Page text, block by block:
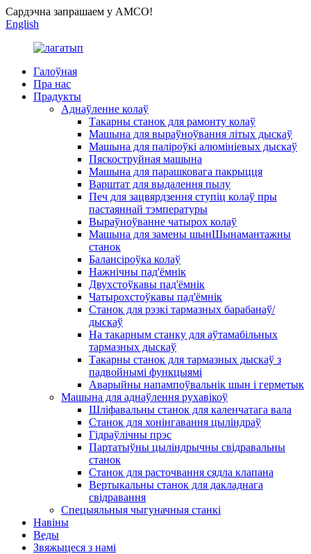
Сардэчна запрашаем у AMCO!
English
Галоўная
Пра нас
Прадукты
Аднаўленне колаў
Такарны станок для рамонту колаў
Машына для выраўноўвання літых дыскаў
Машына для паліроўкі алюмініевых дыскаў
Пяскоструйная машына
Машына для парашковага пакрыцця
Варштат для выдалення пылу
Печ для зацвярдзення ступіц колаў пры
пастаяннай тэмпературы
Выраўноўванне чатырох колаў
Машына для замены шынШынамантажны
станок
Балансіроўка колаў
Нажнічны пад'ёмнік
Двухстоўкавы пад'ёмнік
Чатырохстоўкавы пад'ёмнік
Станок для рэзкі тармазных барабанаў/
дыскаў
На такарным станку для аўтамабільных
тармазных дыскаў
Такарны станок для тармазных дыскаў з
падвойнымі функцыямі
Аварыйны напампоўвальнік шын і герметык
Машына для аднаўлення рухавікоў
Шліфавальны станок для каленчатага вала
Станок для хонінгавання цыліндраў
Гідраўлічны прэс
Партатыўны цыліндрычны свідравальны
станок
Станок для расточвання сядла клапана
Вертыкальны станок для дакладнага
свідравання
Спецыяльныя чыгуначныя станкі
Навіны
Веды
Звяжыцеся з намі